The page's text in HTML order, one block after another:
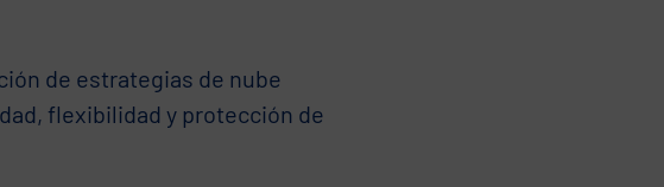
de estrategias de nube
flexibilidad y protección de